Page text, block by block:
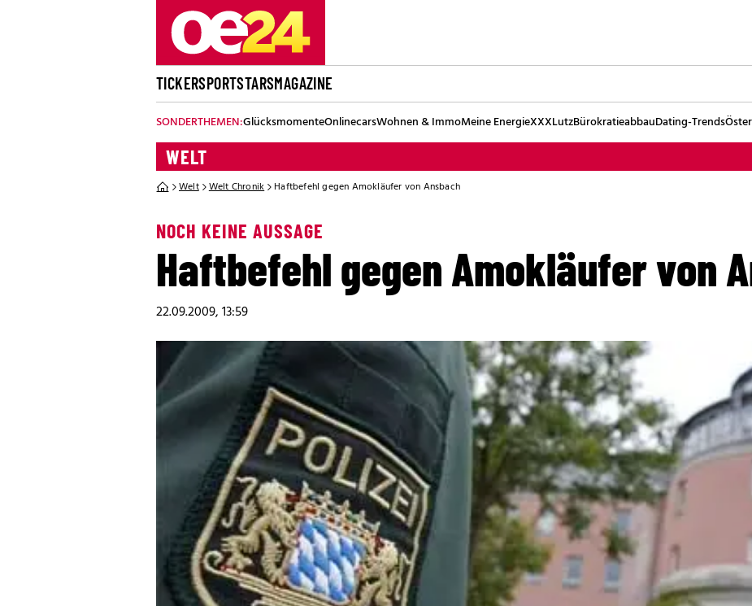
TICKERSPORTSTARSMAGAZINE
SONDERTHEMEN:GlücksmomenteOnlinecarsWohnen & ImmoMeine EnergieXXXLutzBürokratieabbauDating-Trends
WELT
Welt Welt Chronik Haftbefehl gegen Amokläufer von Ansbach
NOCH KEINE AUSSAGE
Haftbefehl gegen Amokläufer von
22.09.2009, 13:59